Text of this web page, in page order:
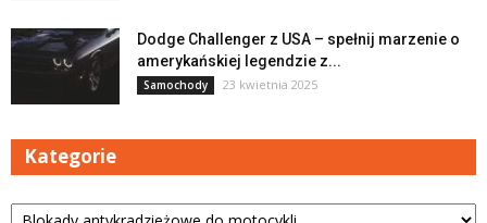
Dodge Challenger z USA – spełnij marzenie o
amerykańskiej legendzie z...
Samochody 23 kwietnia 2025
Kategorie
Kategorie